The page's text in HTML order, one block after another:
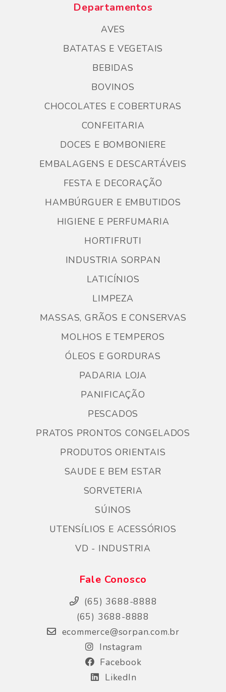
Departamentos
AVES
BATATAS E VEGETAIS
BEBIDAS
BOVINOS
CHOCOLATES E COBERTURAS
CONFEITARIA
DOCES E BOMBONIERE
EMBALAGENS E DESCARTÁVEIS
FESTA E DECORAÇÃO
HAMBÚRGUER E EMBUTIDOS
HIGIENE E PERFUMARIA
HORTIFRUTI
INDUSTRIA SORPAN
LATICÍNIOS
LIMPEZA
MASSAS, GRÃOS E CONSERVAS
MOLHOS E TEMPEROS
ÓLEOS E GORDURAS
PADARIA LOJA
PANIFICAÇÃO
PESCADOS
PRATOS PRONTOS CONGELADOS
PRODUTOS ORIENTAIS
SAUDE E BEM ESTAR
SORVETERIA
SÚINOS
UTENSÍLIOS E ACESSÓRIOS
VD - INDUSTRIA
Fale Conosco
(65) 3688-8888
(65) 3688-8888
ecommerce@sorpan.com.br
Instagram
Facebook
LikedIn